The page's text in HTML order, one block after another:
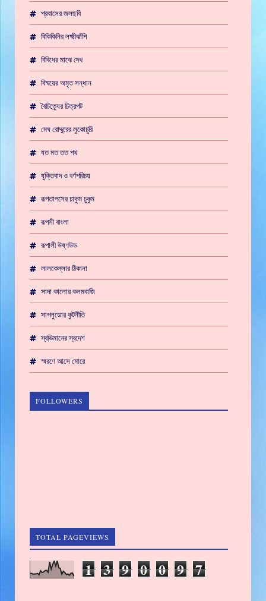
প্রবাসের জলছবি
বিকিকিনির লক্ষ্মীঝাঁপি
বিবিধের মাঝে দেখ
বিষ্ময়ের অমৃত সন্ধান
বৈচিত্র্যের চিত্রপট
মেঘ রোদ্দুরের লুকোচুরি
যত মত তত পথ
যুক্তিবাদ ও বর্ণপরিচয়
রূপতাপসের চাকুম চুকুম
রূপসী বাংলা
রূপালী উষ্ণউড
লালকেল্লার ঠিকানা
সাদা কালোর কলমবাজি
সাপলুডোর কুটনীতি
স্বভিমানের স্বদেশ
স্মরণে আসে মোরে
FOLLOWERS
TOTAL PAGEVIEWS
1 3 9 0 0 9 7